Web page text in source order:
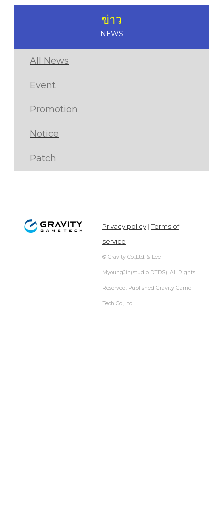
ข่าว
NEWS
All News
Event
Promotion
Notice
Patch
Privacy policy |Terms of
service
© Gravity Co.,Ltd. & Lee
MyoungJin(studio DTDS). All Rights
Reserved. Published Gravity Game
Tech Co.,Ltd.